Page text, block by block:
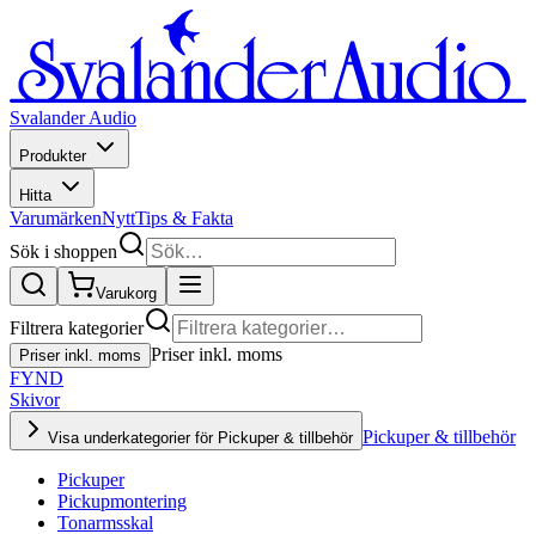
Svalander Audio
Produkter
Hitta
VarumärkenNyttTips & Fakta
Sök i shoppen
Varukorg
Filtrera kategorier
Priser inkl. moms Priser inkl. moms
FYND
Skivor
Visa underkategorier för Pickuper & tillbehör Pickuper & tillbehör
Pickuper
Pickupmontering
Tonarmsskal